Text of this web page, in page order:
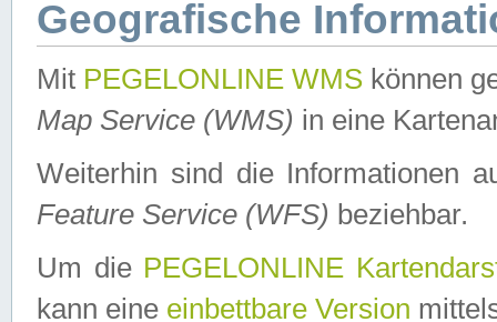
Geografische
Mit PEGELONLINE WMS können
Map Service (WMS) in eine
Weiterhin sind die Informationen
Feature Service (WFS) beziehbar.
Um die PEGELONLINE
kann eine einbettbare Version